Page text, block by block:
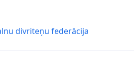
divriteņu federācija